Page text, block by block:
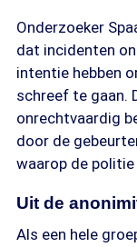
Onderzoeker
dat incidenten
intentie hebben
schreef te gaan.
onrechtvaardig
door de
waarop de
Uit de
Als een hele